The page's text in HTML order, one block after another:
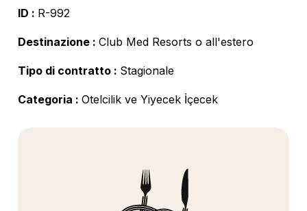
ID : R-992
Destinazione : Club Med Resorts o all'estero
Tipo di contratto : Stagionale
Categoria : Otelcilik ve Yiyecek İçecek